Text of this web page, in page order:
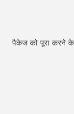
पैकेज को पूरा करने के